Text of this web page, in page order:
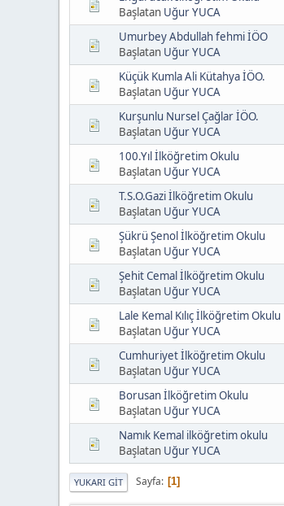
Başlatan Uğur YUCA
Umurbey Abdullah fehmi İÖO
Başlatan Uğur YUCA
Küçük Kumla Ali Kütahya İÖO.
Başlatan Uğur YUCA
Kurşunlu Nursel Çağlar İÖO.
Başlatan Uğur YUCA
100.Yıl İlköğretim Okulu
Başlatan Uğur YUCA
T.S.O.Gazi İlköğretim Okulu
Başlatan Uğur YUCA
Şükrü Şenol İlköğretim Okulu
Başlatan Uğur YUCA
Şehit Cemal İlköğretim Okulu
Başlatan Uğur YUCA
Lale Kemal Kılıç İlköğretim Okulu
Başlatan Uğur YUCA
Cumhuriyet İlköğretim Okulu
Başlatan Uğur YUCA
Borusan İlköğretim Okulu
Başlatan Uğur YUCA
Namık Kemal ilköğretim okulu
Başlatan Uğur YUCA
YUKARI GIT Sayfa 1